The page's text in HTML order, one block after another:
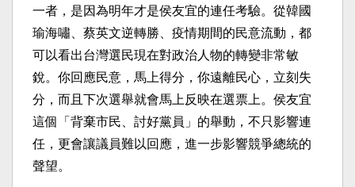
一者，是因為明年才是侯友宜的連任考驗。從韓國
瑜海嘯、蔡英文逆轉勝、疫情期間的民意流動，都
可以看出台灣選民現在對政治人物的轉變非常敏
銳。你回應民意，馬上得分，你遠離民心，立刻失
分，而且下次選舉就會馬上反映在選票上。侯友宜
這個「背棄市民、討好黨員」的舉動，不只影響連
任，更會讓議員難以回應，進一步影響競爭總統的
聲望。